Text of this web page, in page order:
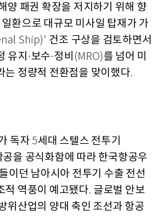
양 패권 확장을 저지하기 위해 향
환으로 대규모 미사일 탑재가 가
Ship)' 건조 구상을 검토하면서
유지 ·보수·정비 (MRO)를 넘어 미
는 정량적 전환점을 맞이했다.
독자 5세대 스텔스 전투기
공을 공식화함에 따라 한국항공우
이던 남아시아 전투기 수출 전선
적 역풍이 예고됐다. 글로벌 안보
위산업의 양대 축인 조선과 항공